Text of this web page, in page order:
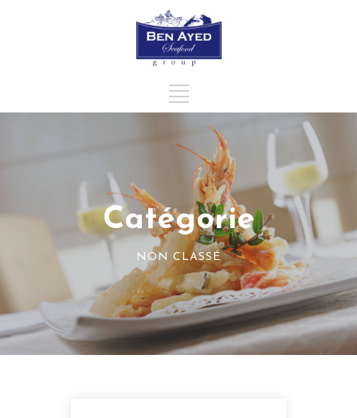
Catégorie
NON CLASSÉ